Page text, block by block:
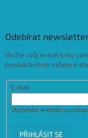
Odebírat
Vložte svůj e-mail a my
produktech na našem e-
E-mail
Vložením e-mailu
PŘIHLÁSIT SE